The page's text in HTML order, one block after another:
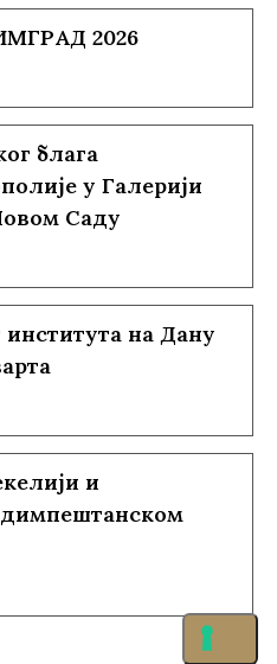
2026
блага
у Галерији
Саду
на Дану
и